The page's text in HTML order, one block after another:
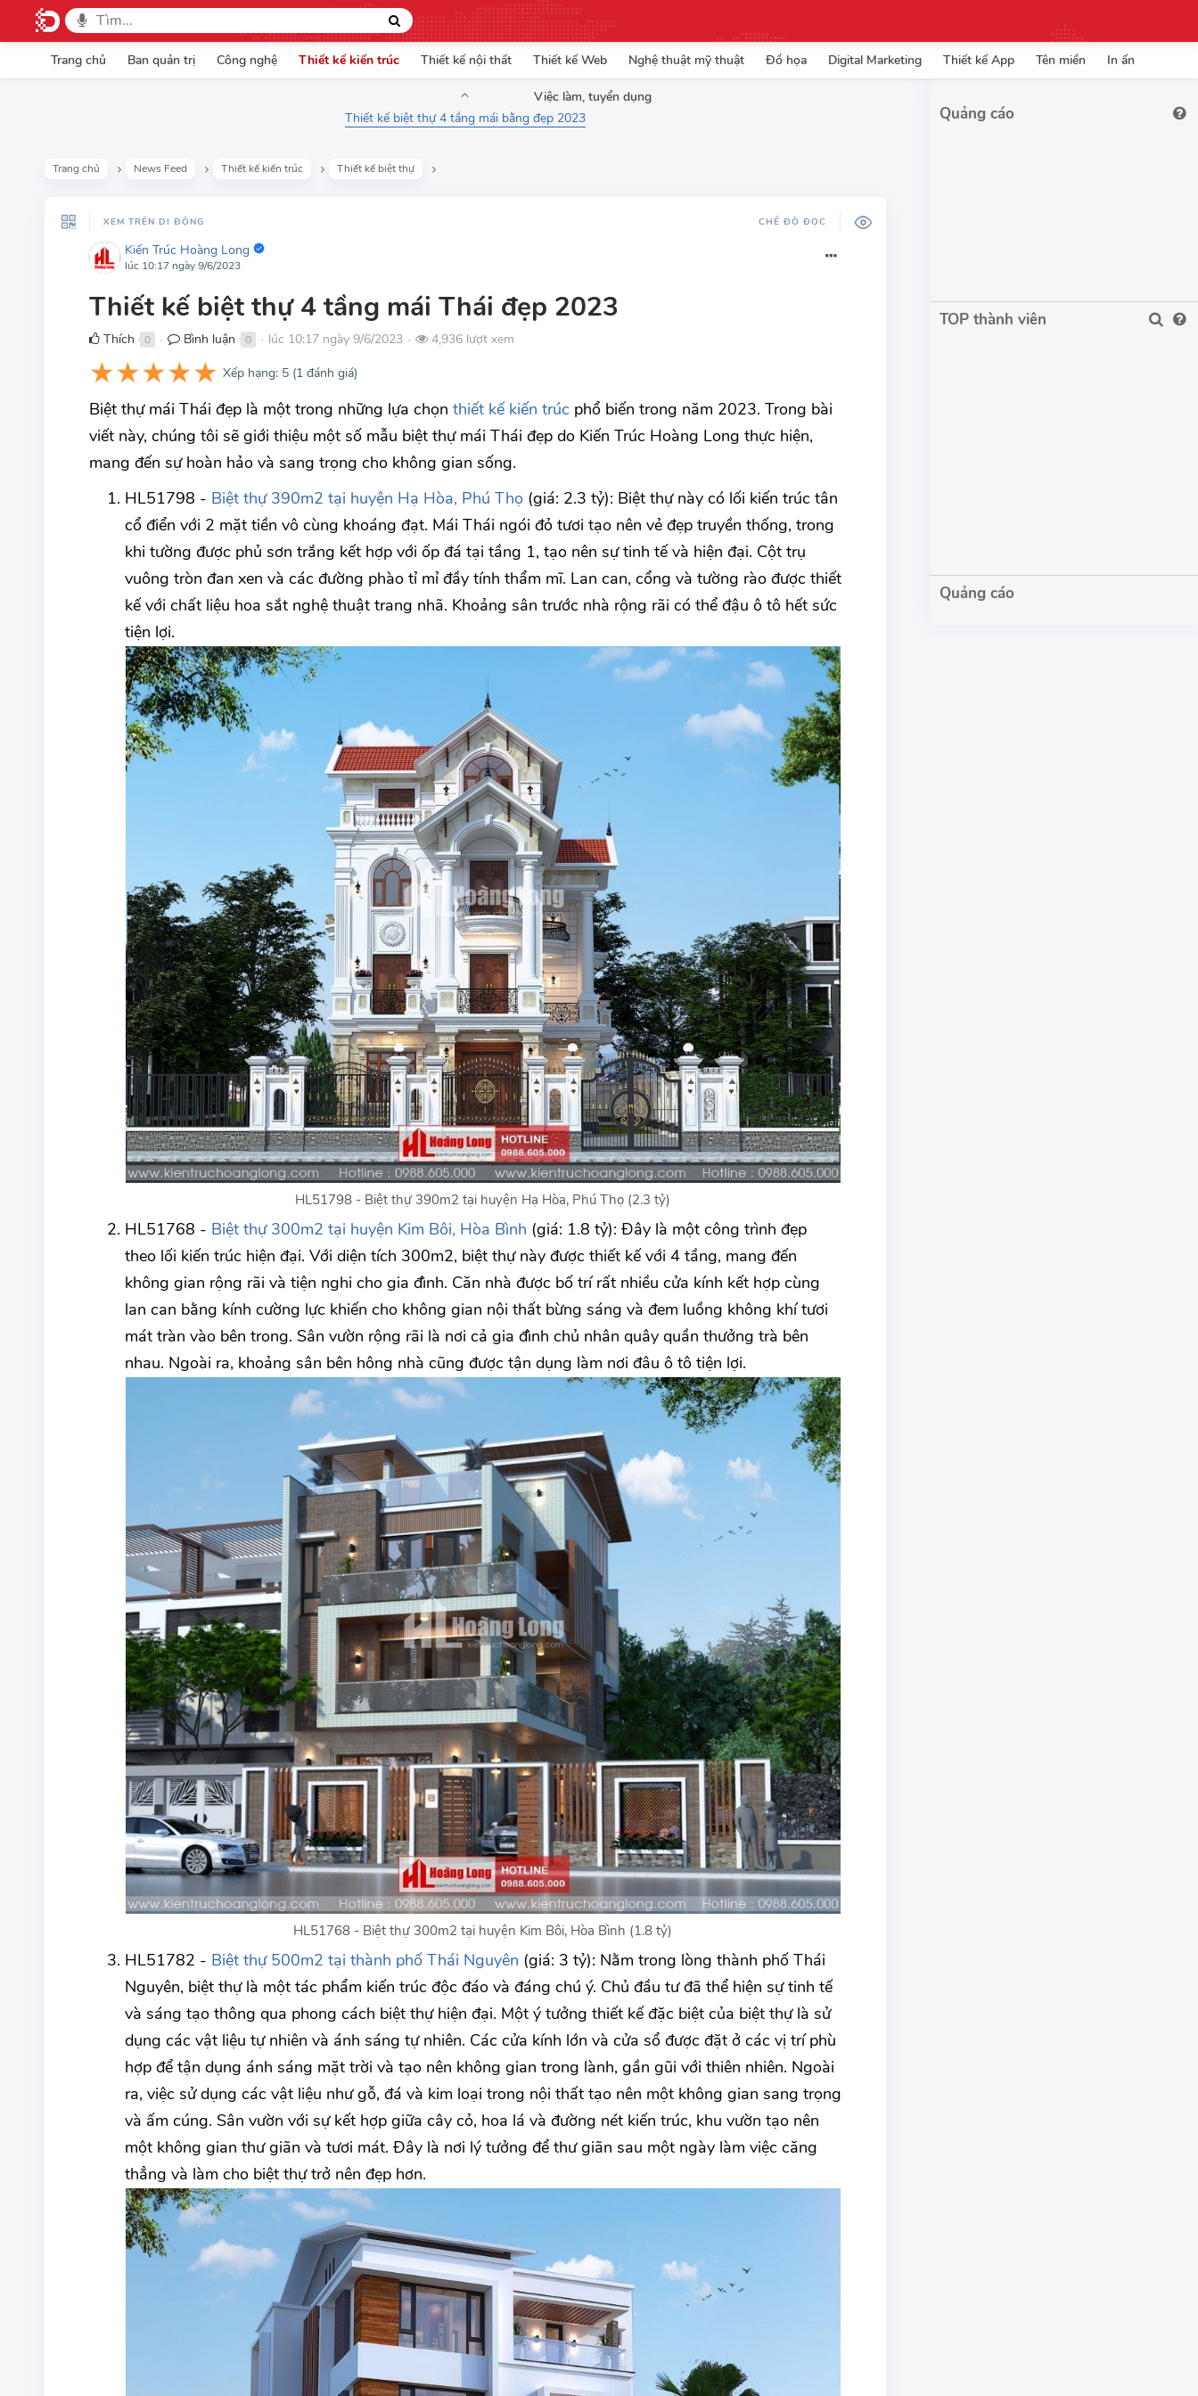
Trang chủ Ban quản trị Công nghệ Thiết kế kiến trúc Thiết kế nội thất Thiết kế Web Nghệ thuật mỹ thuật Đồ họa Digital Marketing Thiết kế App Tên miền In ấn
Việc làm, tuyển dụng
Thiết kế biệt thự 4 tầng mái bằng đẹp 2023
Trang chủ News Feed Thiết kế kiến trúc Thiết kế biệt thự
XEM TRÊN DI ĐỘNG CHẾ ĐỘ ĐỌC
Kiến Trúc Hoàng Long
lúc 10:17 ngày 9/6/2023
Thiết kế biệt thự 4 tầng mái Thái đẹp 2023
Thích 0 ● Bình luận 0 ● lúc 10:17 ngày 9/6/2023 ● 4,936 lượt xem
★★★★★ Xếp hạng: 5 (1đánh giá)
Biệt thự mái Thái đẹp là một trong những lựa chọn thiết kế kiến trúc phổ biến trong năm 2023. Trong bài
viết này, chúng tôi sẽ giới thiệu một số mẫu biệt thự mái Thái đẹp do Kiến Trúc Hoàng Long thực hiện,
mang đến sự hoàn hảo và sang trọng cho không gian sống.
HL51798 - Biệt thự 390m2 tại huyện Hạ Hòa, Phú Thọ(giá: 2.3 tỷ): Biệt thự này có lối kiến trúc tân
cổ điển với 2 mặt tiền vô cùng khoáng đạt. Mái Thái ngói đỏ tươi tạo nên vẻ đẹp truyền thống, trong
khi tường được phủ sơn trắng kết hợp với ốp đá tại tầng 1, tạo nên sự tinh tế và hiện đại. Cột trụ
vuông tròn đan xen và các đường phào tỉ mỉ đầy tính thẩm mĩ. Lan can, cổng và tường rào được thiết
kế với chất liệu hoa sắt nghệ thuật trang nhã. Khoảng sân trước nhà rộng rãi có thể đậu ô tô hết sức
tiện lợi.
HL51798 - Biệt thự 390m2 tại huyện Hạ Hòa, Phú Thọ (2.3 tỷ)
HL51768 - Biệt thự 300m2 tại huyện Kim Bôi, Hòa Bình (giá: 1.8 tỷ): Đây là một công trình đẹp
theo lối kiến trúc hiện đại. Với diện tích 300m2, biệt thự này được thiết kế với 4 tầng, mang đến
không gian rộng rãi và tiện nghi cho gia đình. Căn nhà được bố trí rất nhiều cửa kính kết hợp cùng
lan can bằng kính cường lực khiến cho không gian nội thất bừng sáng và đem luồng không khí tươi
mát tràn vào bên trong. Sân vườn rộng rãi là nơi cả gia đình chủ nhân quây quần thưởng trà bên
nhau. Ngoài ra, khoảng sân bên hông nhà cũng được tận dụng làm nơi đâu ô tô tiện lợi.
HL51768 - Biệt thự 300m2 tại huyện Kim Bôi, Hòa Bình (1.8 tỷ)
HL51782 - Biệt thự 500m2 tại thành phố Thái Nguyên (giá: 3 tỷ): Nằm trong lòng thành phố Thái
Nguyên, biệt thự là một tác phẩm kiến trúc độc đáo và đáng chú ý. Chủ đầu tư đã thể hiện sự tinh tế
và sáng tạo thông qua phong cách biệt thự hiện đại. Một ý tưởng thiết kế đặc biệt của biệt thự là sử
dụng các vật liệu tự nhiên và ánh sáng tự nhiên. Các cửa kính lớn và cửa sổ được đặt ở các vị trí phù
hợp để tận dụng ánh sáng mặt trời và tạo nên không gian trong lành, gần gũi với thiên nhiên. Ngoài
ra, việc sử dụng các vật liệu như gỗ, đá và kim loại trong nội thất tạo nên một không gian sang trọng
và ấm cúng. Sân vườn với sự kết hợp giữa cây cỏ, hoa lá và đường nét kiến trúc, khu vườn tạo nên
một không gian thư giãn và tươi mát. Đây là nơi lý tưởng để thư giãn sau một ngày làm việc căng
thẳng và làm cho biệt thự trở nên đẹp hơn.
TOP thành viên